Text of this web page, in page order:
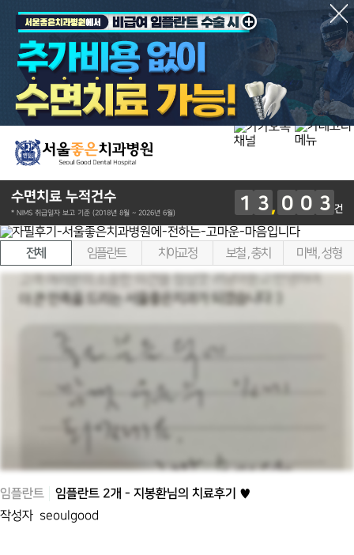
수면치료 누적건수
* NIMS 취급일자 보고 기준 (2018년 8월 ~ 2026년 6월) 1 3 0 0 3 건
전체 임플란트 치아교정 보철 , 충치 미백 , 성형
임플란트 임플란트 2개 - 지봉환님의 치료후기 ♥
작성자 seoulgood